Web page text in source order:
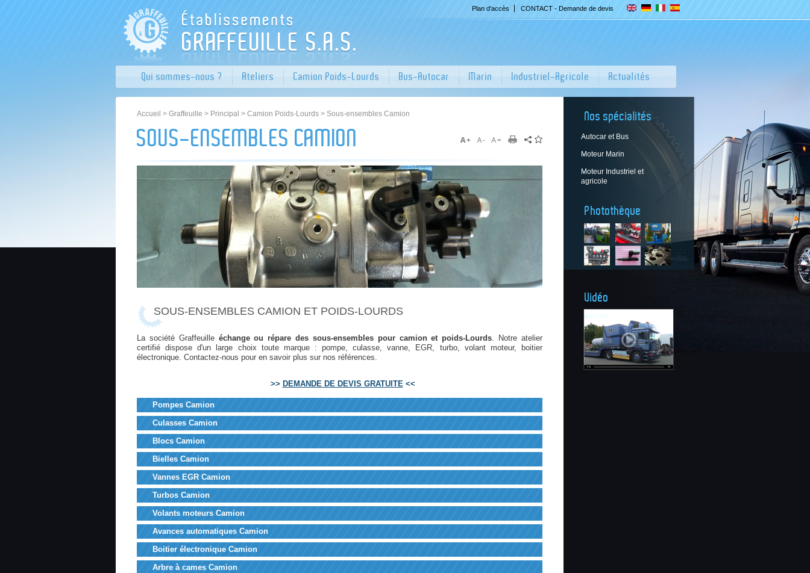
Plan d'accès CONTACT - Demande de devis
Qui sommes-nous ? Ateliers Camion Poids-Lourds Bus-Autocar Marin Industriel-Agricole Actualités
Accueil > Graffeuille > Principal > Camion Poids-Lourds > Sous-ensembles Camion
SOUS-ENSEMBLES CAMION
SOUS-ENSEMBLES CAMION ET POIDS-LOURDS
La société Graffeuille échange ou répare des sous-ensembles pour camion et poids-Lourds. Notre atelier
certifié dispose d'un large choix toute marque : pompe, culasse, vanne, EGR, turbo, volant moteur, boitier
électronique. Contactez-nous pour en savoir plus sur nos références.
>> DEMANDE DE DEVIS GRATUITE<<
Pompes Camion
Culasses Camion
Blocs Camion
Bielles Camion
Vannes EGR Camion
Turbos Camion
Volants moteurs Camion
Avances automatiques Camion
Boitier électronique Camion
Arbre à cames Camion
Nos spécialités
Autocar et Bus
Moteur Marin
Moteur Industriel et
agricole
Photothèque
Vidéo